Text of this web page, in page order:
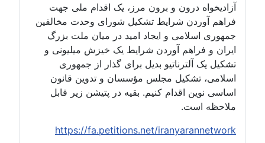
آزادیخواه درون و برون مرز، یک اقدام ملی جهت
فراهم آوردن شرایط تشکیل شورای وحدت مخالفین
جمهوری اسلامی و ایجاد امید در میان ملت بزرگ
ایران و فراهم آوردن شرایط یک خیزش میلیونی و
تشکیل یک آلترناتیو بدیل برای گذار از جمهوری
اسلامی، تشکیل مجلس مؤسسان و تدوین قانون
اساسی نوین اقدام کنیم. بقیه در پتیشن زیر قابل
ملاحظه است.
https://fa.petitions.net/iranyarannetwork